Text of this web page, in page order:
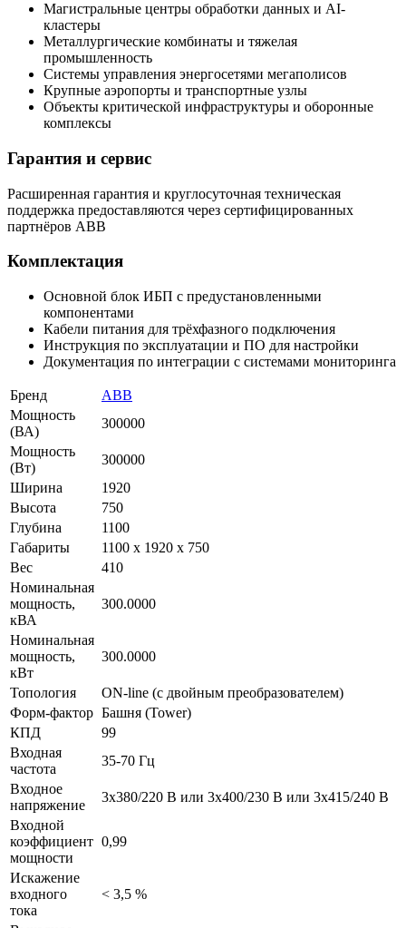
Магистральные центры обработки данных и AI-
кластеры
Металлургические комбинаты и тяжелая
промышленность
Системы управления энергосетями мегаполисов
Крупные аэропорты и транспортные узлы
Объекты критической инфраструктуры и оборонные
комплексы
Гарантия и сервис
Расширенная гарантия и круглосуточная техническая
поддержка предоставляются через сертифицированных
партнёров ABB
Комплектация
Основной блок ИБП с предустановленными
компонентами
Кабели питания для трёхфазного подключения
Инструкция по эксплуатации и ПО для настройки
Документация по интеграции с системами мониторинга
Бренд
ABB
Мощность
(ВА)
300000
Мощность
(Вт)
300000
Ширина
1920
Высота
750
Глубина
1100
Габариты
1100 х 1920 х 750
Вес
410
Номинальная
мощность,
кВА
300.0000
Номинальная
мощность,
кВт
300.0000
Топология
ON-line (с двойным преобразователем)
Форм-фактор Башня (Tower)
КПД
99
Входная
частота
35-70 Гц
Входное
напряжение
3x380/220 В или 3x400/230 В или 3x415/240 В
Входной
коэффициент
мощности
0,99
Искажение
входного
тока
< 3,5 %